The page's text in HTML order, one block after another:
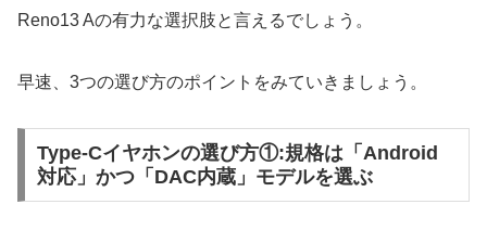
Reno13 Aの有力な選択肢と言えるでしょう。
早速、3つの選び方のポイントをみていきましょう。
Type-Cイヤホンの選び方①:規格は「Android
対応」かつ「DAC内蔵」モデルを選ぶ